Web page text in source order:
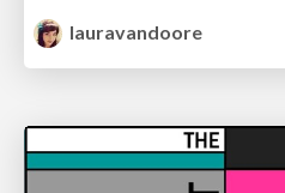
lauravandoore